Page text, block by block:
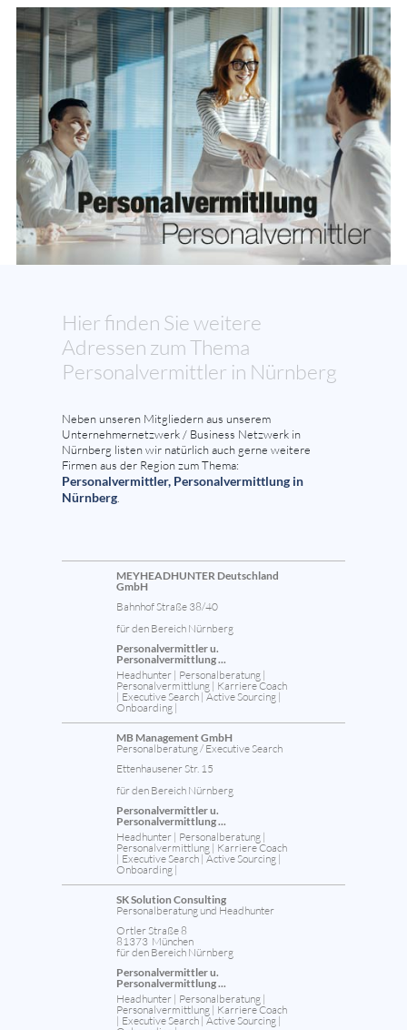
Hier finden Sie weitere
Adressen zum Thema
Personalvermittler in Nürnberg
Neben unseren Mitgliedern aus unserem
Unternehmernetzwerk / Business Netzwerk in
Nürnberg listen wir natürlich auch gerne weitere
Firmen aus der Region zum Thema:
Personalvermittler, Personalvermittlung in
Nürnberg
MEYHEADHUNTER Deutschland
GmbH
Bahnhof Straße 38/40
für den Bereich Nürnberg
Personalvermittler u.
Personalvermittlung ...
Headhunter | Personalberatung |
Personalvermittlung | Karriere Coach
| Executive Search | Active Sourcing |
Onboarding |
MB Management GmbH
Personalberatung / Executive Search
Ettenhausener Str. 15
für den Bereich Nürnberg
Personalvermittler u.
Personalvermittlung ...
Headhunter | Personalberatung |
Personalvermittlung | Karriere Coach
| Executive Search | Active Sourcing |
Onboarding |
SK Solution Consulting
Personalberatung und Headhunter
Ortler Straße 8
81373 München
für den Bereich Nürnberg
Personalvermittler u.
Personalvermittlung ...
Headhunter | Personalberatung |
Personalvermittlung | Karriere Coach
| Executive Search | Active Sourcing |